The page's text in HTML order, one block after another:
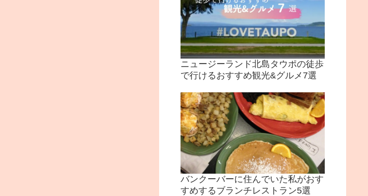
ニュージーランド北島タウポの徒歩
で行けるおすすめ観光&グルメ7選
バンクーバーに住んでいた私がおす
すめするブランチレストラン5選